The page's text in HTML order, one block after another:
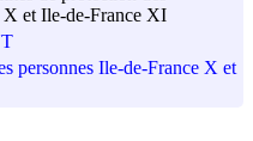
X et Ile-de-France XI
personnes Ile-de-France X et